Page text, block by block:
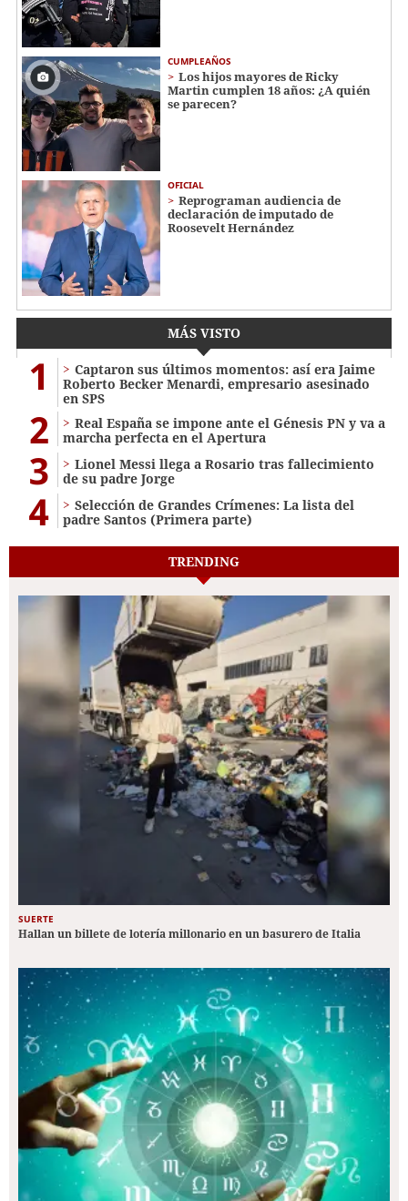
CUMPLEAÑOS
Los hijos mayores de Ricky
Martin cumplen 18 años: ¿A quién
se parecen?
OFICIAL
Reprograman audiencia de
declaración de imputado de
Roosevelt Hernández
MÁS VISTO
1
Captaron sus últimos momentos: así era Jaime
Roberto Becker Menardi​​​, empresario asesinado
en SPS
2
Real España se impone ante el Génesis PN y va a
marcha perfecta en el Apertura
3
Lionel Messi llega a Rosario tras fallecimiento
de su padre Jorge
4
Selección de Grandes Crímenes: La lista del
padre Santos (Primera parte)
TRENDING
SUERTE
Hallan un billete de lotería millonario en un basurero de Italia